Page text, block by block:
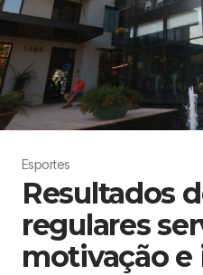
Esportes
Resultados
regulares
motivação